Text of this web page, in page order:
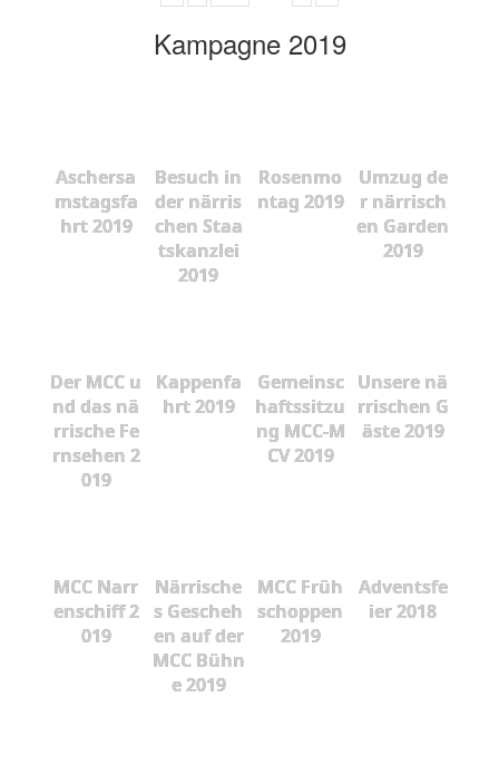
Kampagne 2019
Aschersa
mstagsfa
hrt 2019
Besuch in
der närris
chen Staa
tskanzlei
2019
Rosenmo
ntag 2019
Umzug de
r närrisch
en Garden
2019
Der MCC u
nd das nä
rrische Fe
rnsehen 2
019
Kappenfa
hrt 2019
Gemeinsc
haftssitzu
ng MCC-M
CV 2019
Unsere nä
rrischen G
äste 2019
MCC Narr
enschiff 2
019
Närrische
s Gescheh
en auf der
MCC Bühn
e 2019
MCC Früh
schoppen
2019
Adventsfe
ier 2018